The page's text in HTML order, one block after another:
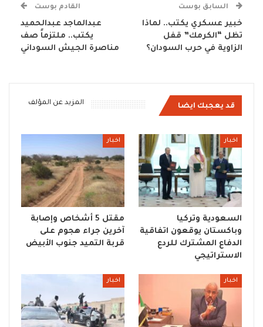
السابق بوست
خبير عسكري يكتب.. لماذا
تظل “الكرمك” قفل
الزاوية في حرب السودان؟
القادم بوست
عبدالماجد عبدالحميد
يكتب.. ملتزماً صف
مناصرة الجيش السوداني
قد يعجبك ايضا المزيد عن المؤلف
اخبار
السعودية وتركيا
وباكستان يوقعون اتفاقية
الدفاع المشترك للردع
الاستراتيجي
اخبار
مقتل 5 أشخاص وإصابة
آخرين جراء هجوم على
قربة التميد جنوب الأبيض
اخبار اخبار